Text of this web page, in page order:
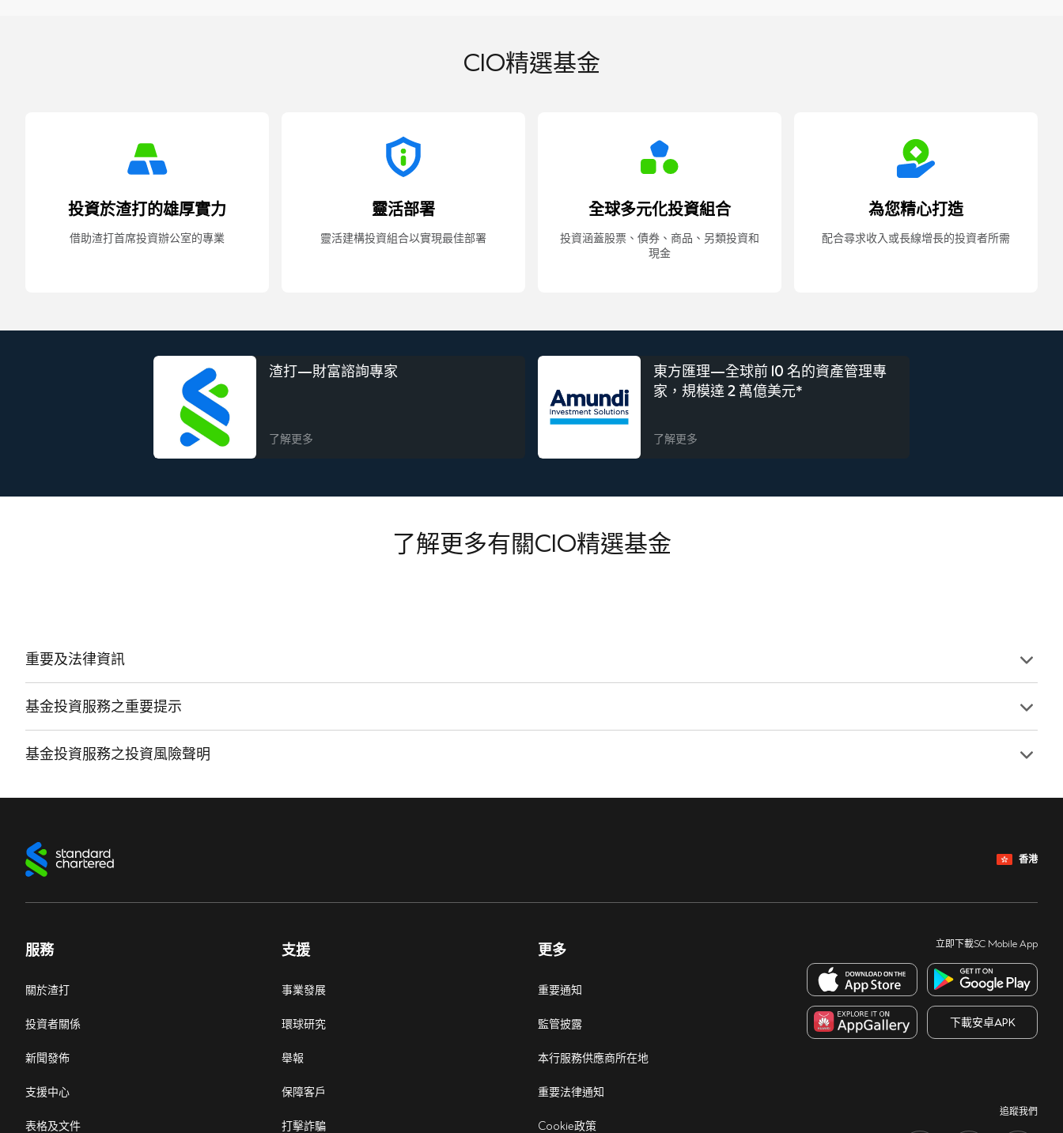
CIO精選基金
投資於渣打的雄厚實力
借助渣打首席投資辦公室的專業
靈活部署
靈活建構投資組合以實現最佳部署
全球多元化投資組合
投資涵蓋股票、債券、商品、另類投資和
現金
為您精心打造
配合尋求收入或長線增長的投資者所需
渣打—財富諮詢專家
了解更多
東方匯理—全球前 10 名的資產管理專
家，規模達 2 萬億美元*
了解更多
了解更多有關CIO精選基金
重要及法律資訊
基金投資服務之重要提示
基金投資服務之投資風險聲明
香港
服務
關於渣打
投資者關係
新聞發佈
支援中心
表格及文件
支援
事業發展
環球研究
舉報
保障客戶
打擊詐騙
更多
重要通知
監管披露
本行服務供應商所在地
重要法律通知
Cookie政策
立即下載SC Mobile App
下載安卓APK
追蹤我們